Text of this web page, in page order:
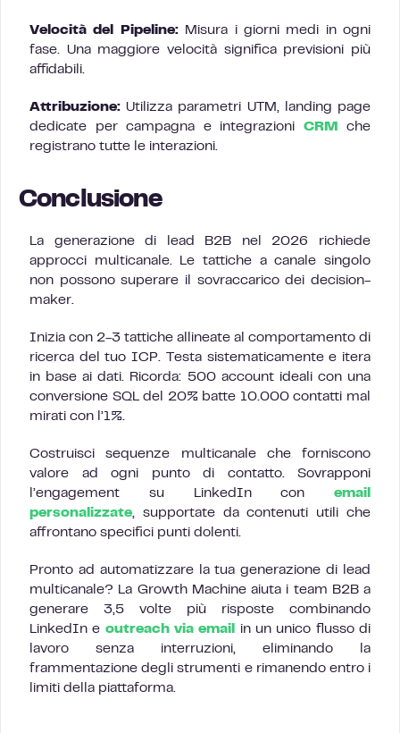
Velocità del Pipeline:Misura i giorni medi in ogni
fase. Una maggiore velocità significa previsioni più
affidabili.
Attribuzione: Utilizza parametri UTM, landing page
dedicate per campagna e integrazioni CRM
che
registrano tutte le interazioni.
Conclusione
La generazione di lead B2B nel 2026 richiede
approcci multicanale. Le tattiche a canale singolo
non possono superare il sovraccarico dei decision-
maker.
Inizia con 2-3 tattiche allineate al comportamento di
ricerca del tuo ICP. Testa sistematicamente e itera
in base ai dati. Ricorda: 500 account ideali con una
conversione SQL del 20% batte 10.000 contatti mal
mirati con l’1%.
Costruisci sequenze multicanale che forniscono
valore ad ogni punto di contatto. Sovrapponi
l’engagement su LinkedIn con email
personalizzate, supportate da contenuti utili che
affrontano specifici punti dolenti.
Pronto ad automatizzare la tua generazione di lead
multicanale? La Growth Machine aiuta i team B2B a
generare 3,5 volte più risposte combinando
LinkedIn e outreach via email
in un unico flusso di
lavoro senza interruzioni, eliminando la
frammentazione degli strumenti e rimanendo entro i
limiti della piattaforma.